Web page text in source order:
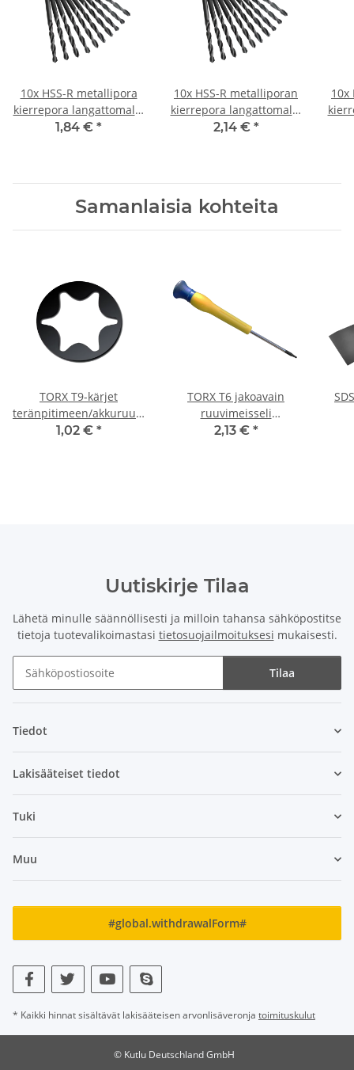
10x HSS-R metallipora
kierrepora langattomalle
ruuvitaltalle/pora Ø 3,5
1,84 € *
10x HSS-R metalliporan
kierrepora langattomalle
ruuvitaltalle/pora Ø 4
2,14 € *
10x
Samanlaisia kohteita
TORX T9-kärjet
teränpitimeen/akkuruuvimeisseliin/iskuavaimen
materiaaliin 25 mm
1,02 € *
TORX T6 jakoavain
ruuvimeisseli
ruuvimeisseli
2,13 € *
Uutiskirje Tilaa
Lähetä minulle säännöllisesti ja milloin tahansa sähköpostitse
tietoja tuotevalikoimastasi tietosuojailmoituksesi mukaisesti.
Tilaa
Tiedot
Lakisääteiset tiedot
Tuki
Muu
#global.withdrawalForm#
* Kaikki hinnat sisältävät lakisääteisen arvonlisäveronja toimituskulut
© Kutlu Deutschland GmbH